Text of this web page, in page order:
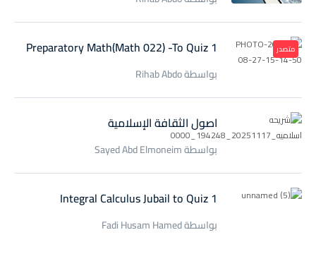
متصدر Preparatory Math(Math 022) -To Quiz 1
بواسطة Rihab Abdo
اصول الثقافة الإسلامية
بواسطة Sayed Abd Elmoneim
Integral Calculus Jubail to Quiz 1
بواسطة Fadi Husam Hamed